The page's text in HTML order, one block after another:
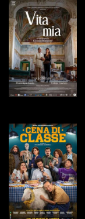
GUARDA IL TRAILER
VAI ALLA SCHEDA